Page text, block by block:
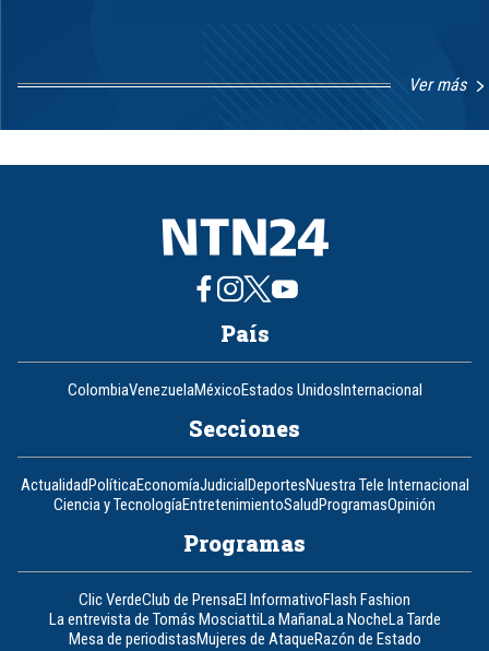
Ver más
1
8
País
ColombiaVenezuelaMéxicoEstados Unidos Internacional
Secciones
Actualidad PolíticaEconomíaJudicial DeportesNuestra Tele Internacional
Ciencia y TecnologíaEntretenimientoSalud ProgramasOpinión
Programas
Clic VerdeClub de PrensaEl InformativoFlash Fashion
La entrevista de Tomás MosciattiLa MañanaLa NocheLa Tarde
Mesa de periodistasMujeres de AtaqueRazón de Estado